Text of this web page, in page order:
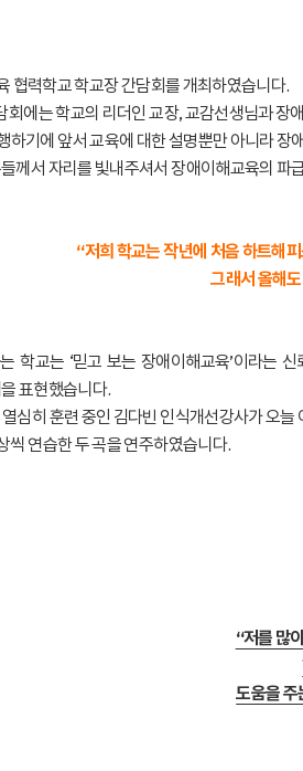
협력학교 학교장 간담회를 개최하였습니다.
회에는 학교의 리더인 교장, 교감선생님과
기에 앞서 교육에 대한 설명뿐만 아니라
께서 자리를 빛내주셔서 장애이해교육의 파
“저희 학교는 작년에 처음 하트해
그래서 올해
학교는 ‘믿고 보는 장애이해교육’이라는
표현했습니다.
심히 훈련 중인 김다빈 인식개선강사가 오늘
씩 연습한 두 곡을 연주하였습니다.
“저를 많
도움을 주